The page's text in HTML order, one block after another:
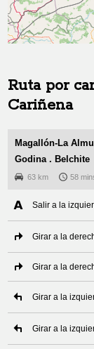
Ruta por
Cariñena
Magallón-La
Godina . Belchite
63 km 58
Salir a la
Girar a la
Girar a la
Girar a la
Girar a la